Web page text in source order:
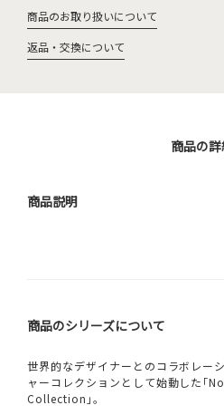
商品のお取り扱いについて
返品・交換について
商品の
商品説明
商品のシリーズについて
世界的なデザイナーとのコラボレー
ャーコレクションとして始動した｢
Collection｣。